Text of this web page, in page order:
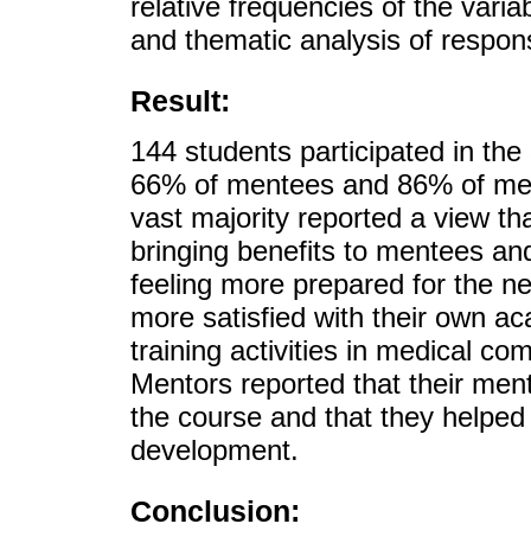
relative frequencies of the
and thematic analysis of
Result:
144 students participated in
66% of mentees and 86% of
vast majority reported a view
bringing benefits to mentees
feeling more prepared for the
more satisfied with their own
training activities in medical
Mentors reported that their
the course and that they
development.
Conclusion: